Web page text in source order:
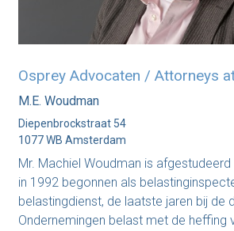
Osprey Advocaten / Attorneys
M.E. Woudman
Diepenbrockstraat 54
1077 WB Amsterdam
Mr. Machiel Woudman is
in 1992 begonnen als
belastingdienst, de laatste jaren bij de
Ondernemingen belast met de heffing